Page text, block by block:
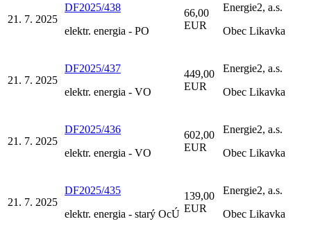
21. 7. 2025
DF2025/438
elektr. energia - PO
66,00
EUR
Energie2, a.s.
Obec Likavka
21. 7. 2025
DF2025/437
elektr. energia - VO
449,00
EUR
Energie2, a.s.
Obec Likavka
21. 7. 2025
DF2025/436
elektr. energia - VO
602,00
EUR
Energie2, a.s.
Obec Likavka
21. 7. 2025
DF2025/435
elektr. energia - starý OcÚ
139,00
EUR
Energie2, a.s.
Obec Likavka